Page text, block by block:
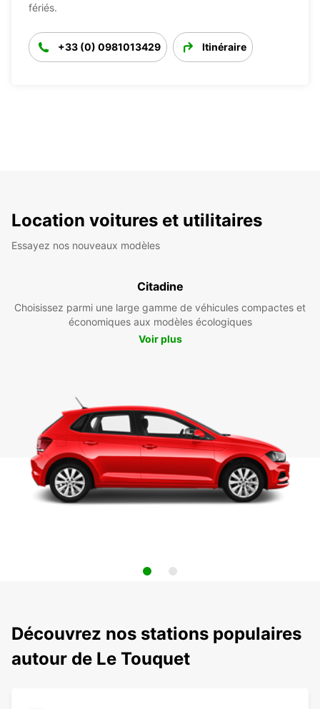
fériés.
+33 (0) 0981013429 Itinéraire
Location voitures et utilitaires
Essayez nos nouveaux modèles
Citadine
Choisissez parmi une large gamme de véhicules compactes et
économiques aux modèles écologiques
Voir plus
Découvrez nos stations populaires
autour de Le Touquet